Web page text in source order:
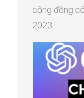
cộng đồng
2023.